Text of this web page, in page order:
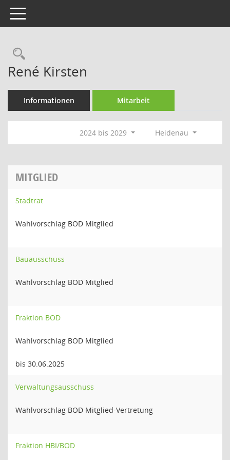
Toggle navigation
Rechercheauswahl
René Kirsten
Informationen Mitarbeit
2024 bis 2029 Heidenau
MITGLIED
Stadtrat
Wahlvorschlag BOD Mitglied
Bauausschuss
Wahlvorschlag BOD Mitglied
Fraktion BOD
Wahlvorschlag BOD Mitglied
bis 30.06.2025
Verwaltungsausschuss
Wahlvorschlag BOD Mitglied-Vertretung
Fraktion HBI/BOD